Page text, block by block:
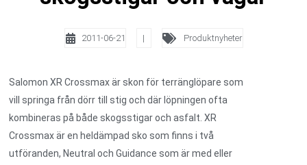
2011-06-21 | Produktnyheter
Salomon XR Crossmax är skon för terränglöpare som
vill springa från dörr till stig och där löpningen ofta
kombineras på både skogsstigar och asfalt. XR
Crossmax är en heldämpad sko som finns i två
utföranden, Neutral och Guidance som är med eller